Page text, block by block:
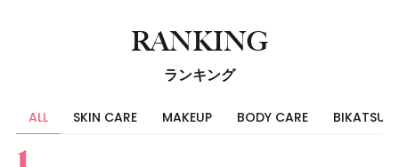
RANKING
ランキング
ALL SKIN CARE MAKEUP BODY CARE BIKATSU
すべて
スキンケア
メイク
ボディケア
美活
ヘア
ライフスタイル
ビューティーズ